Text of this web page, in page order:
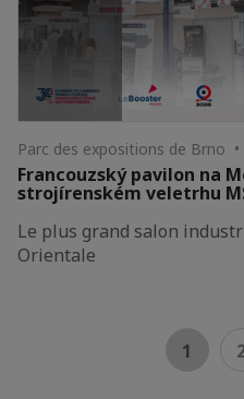
Parc des expositions de Brno
Francouzský pavilon na
strojírenském veletrhu
Le plus grand salon
Orientale
1